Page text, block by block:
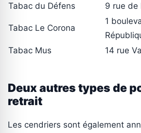
Tabac du Défens
9 rue de
Tabac Le Corona
1
Tabac Mus
14 rue
Deux autres types de
retrait
Les cendriers sont également